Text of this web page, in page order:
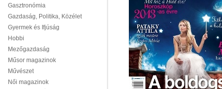
Gasztronómia
Gazdaság, Politika, Közélet
Gyermek és Ifjúság
Hobbi
Mezőgazdaság
Műsor magazinok
Művészet
Női magazinok